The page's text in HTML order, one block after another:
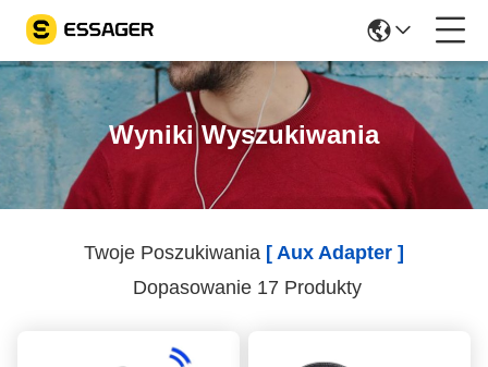
Wyniki Wyszukiwania
Twoje Poszukiwania [ Aux Adapter ]
Dopasowanie 17 Produkty